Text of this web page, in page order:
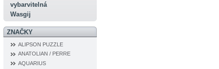
vybarvitelná
Wasgij
ZNAČKY
ALIPSON PUZZLE
ANATOLIAN / PERRE
AQUARIUS